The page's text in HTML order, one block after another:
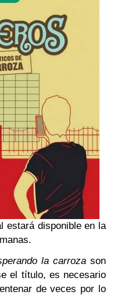
estará disponible en la
la carroza son
el título, es necesario
de veces por lo